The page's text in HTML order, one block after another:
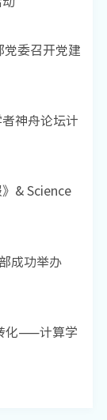
委召开党建
神舟论坛计
& Science
成功举办
化——计算学